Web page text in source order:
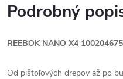
Podrobný
REEBOK NANO X4 100204675
Od pištoľových drepov až po